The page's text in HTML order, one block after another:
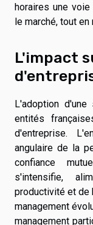
horaires une
le marché, tout
L'impact
L'adoption
entités
d'entreprise.
angulaire de la
confiance
s'intensifie,
productivité et de
management
management